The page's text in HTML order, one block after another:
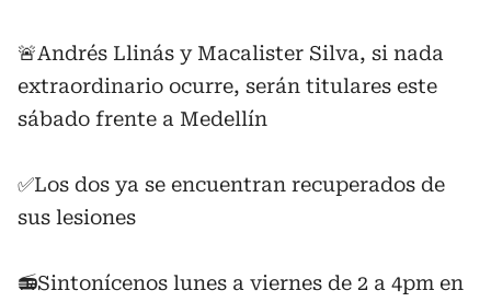
🚨Andrés Llinás y Macalister Silva, si nada
extraordinario ocurre, serán titulares este
sábado frente a Medellín
✅Los dos ya se encuentran recuperados de
sus lesiones
📻Sintonícenos lunes a viernes de 2 a 4pm en